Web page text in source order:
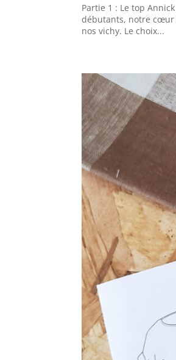
Partie 1 : Le top
débutants, notre cœur
nos vichy. Le choix...